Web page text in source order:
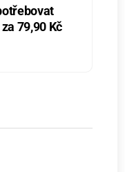
79,90 Kč